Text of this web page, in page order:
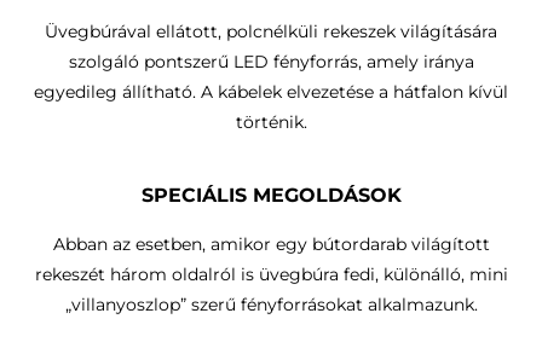
Üvegbúrával ellátott, polcnélküli rekeszek világítására
szolgáló pontszerű LED fényforrás, amely iránya
egyedileg állítható. A kábelek elvezetése a hátfalon kívül
történik.
SPECIÁLIS MEGOLDÁSOK
Abban az esetben, amikor egy bútordarab világított
rekeszét három oldalról is üvegbúra fedi, különálló, mini
„villanyoszlop” szerű fényforrásokat alkalmazunk.